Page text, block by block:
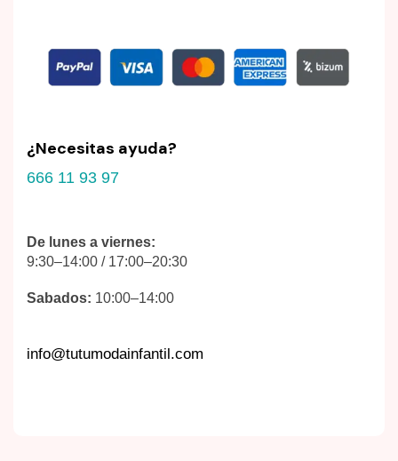
¿Necesitas ayuda?
666 11 93 97
De lunes a viernes:
9:30–14:00 / 17:00–20:30
Sabados: 10:00–14:00
info@tutumodainfantil.com